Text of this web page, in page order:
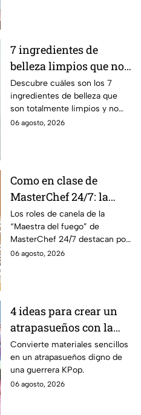
7 ingredientes de
belleza limpios que no
contaminan los ríos ni
el agua al enjuagarte
Descubre cuáles son los 7
ingredientes de belleza que
son totalmente limpios y no
contaminan los ríos ni el agua
06 agosto, 2026
Como en clase de
MasterChef 24/7: la
receta especial de los
roles de canela con
tocino de la Chef Lili
Los roles de canela de la
“Maestra del fuego” de
MasterChef 24/7 destacan por
su combinación de canela,
06 agosto, 2026
4 ideas para crear un
atrapasueños con la
estética de KPop
Demon Hunters
Convierte materiales sencillos
en un atrapasueños digno de
una guerrera KPop.
06 agosto, 2026